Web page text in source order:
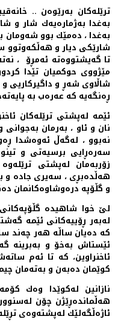
ترێله‌كان به‌رێوه‌ن ..
به‌غدا به‌ژماره‌یه‌ك شار و
به‌غدا ، ده‌مێك بوو شه‌ومان
شارێكی دیار و هه‌ڵكه‌وتوو
تا گه‌یشتووه‌ته‌ ئه‌مڕۆ ‌،
مێژووی حوكمیان تێدا
شاڵاوی شه‌ڕ و داگیركاریی
ڕه‌نگه‌یه‌ كه‌ عه‌ره‌ب به‌
ئێمه‌ له‌پشتی ترێله‌كان
نان و ئاو ، به‌رمان
نه‌بوو ، له‌گه‌ڵ ئه‌وه‌شدا
سه‌ره‌ڕایی برسیه‌تی و
زۆربه‌مان له‌پشتی
هه‌ڵده‌بڕی ، سه‌یری جاده‌ و
و گڵۆپه‌ دره‌وشاوه‌كانمان
لێ خوا شاهیده‌
له‌به‌ر ڕۆییه‌كانی ئێمه‌
كه‌ ده‌یان ساڵه‌ هه‌ر چه‌ند
ئێستاش به‌خۆ و به‌برینه‌
ئاخنراوین، كه‌ تا ئه‌م
كوێمان ده‌به‌ن و به‌ته‌مان
نازانین له‌كوێدا وه‌ك
هه‌ڵمانده‌ڕێژن چۆن
ئاژه‌ڵگه‌لێك له‌پشته‌وه‌ی